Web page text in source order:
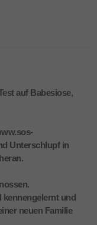
auf Babesiose,
Unterschlupf in
kennengelernt und
neuen Familie